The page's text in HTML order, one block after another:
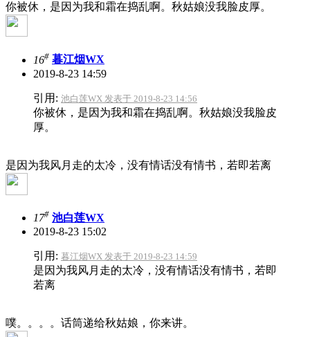
你被休，是因为我和霜在捣乱啊。秋姑娘没我脸皮厚。
16# 暮江烟WX
2019-8-23 14:59
引用: 池白莲WX 发表于 2019-8-23 14:56
你被休，是因为我和霜在捣乱啊。秋姑娘没我脸皮
厚。
是因为我风月走的太冷，没有情话没有情书，若即若离
17# 池白莲WX
2019-8-23 15:02
引用: 暮江烟WX 发表于 2019-8-23 14:59
是因为我风月走的太冷，没有情话没有情书，若即
若离
噗。。。。话筒递给秋姑娘，你来讲。